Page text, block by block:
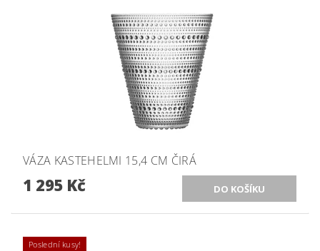
VÁZA KASTEHELMI 15,4 CM ČIRÁ
1 295 Kč
Poslední kusy!